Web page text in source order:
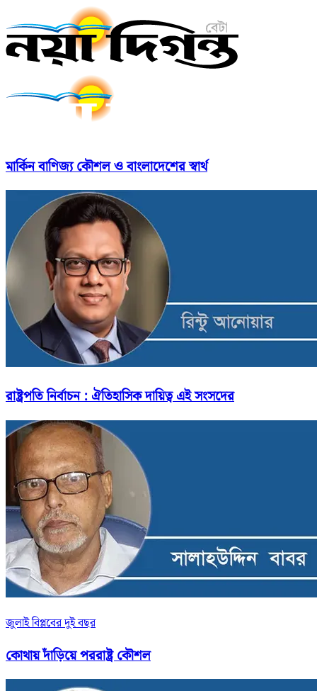
মার্কিন বাণিজ্য কৌশল ও বাংলাদেশের স্বার্থ
রাষ্ট্রপতি নির্বাচন : ঐতিহাসিক দায়িত্ব এই সংসদের
জুলাই বিপ্লবের দুই বছর
কোথায় দাঁড়িয়ে পররাষ্ট্র কৌশল